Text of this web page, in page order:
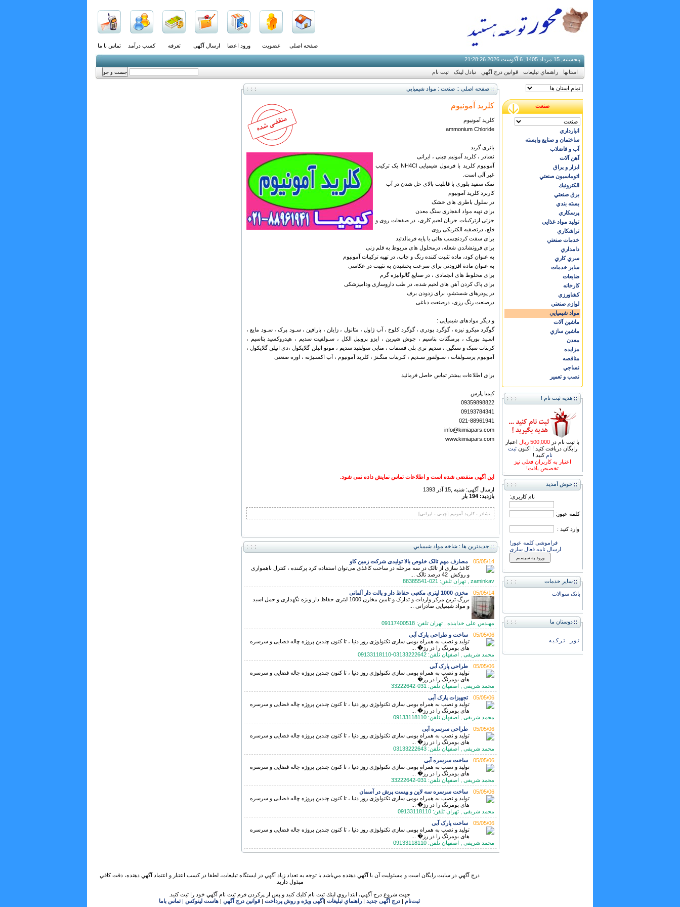
صفحه اصلی عضویت ورود اعضا ارسال آگهی تعرفه کسب درآمد تماس با ما
پنجشنبه, 15 مرداد 1405, 6 آگوست 2026 21:28:27
استانها راهنماي تبليغات قوانين درج آگهي تبادل لینک ثبت نام
صنعت
انبارداري
ساختمان و صنایع وابسته
آب و فاضلاب
آهن آلات
ابزار و يراق
اتوماسيون صنعتي
الكترونيك
برق صنعتي
بسته بندي
پرسكاري
توليد مواد غذايي
تراشكاري
خدمات صنعتي
دامداري
سري كاري
ساير خدمات
ضايعات
كارخانه
كشاورزي
لوازم صنعتي
مواد شيميايي
ماشين آلات
ماشين سازي
معدن
مزايده
مناقصه
نساجي
نصب و تعمير
هدیه ثبت نام !
با ثبت نام در 500,000 ریال
اعتبار
رایگان دریافت کنید ! اکنونثبت
نام کنید.!
اعتبار به کاربران فعلی نیز
تخصیص یافت!
خوش آمدید
نام کاربری:
کلمه عبور:
وارد کنید :
فراموشی کلمه عبور!
ارسال نامه فعال سازی
سایر خدمات
بانک سوالات
دوستان ما
تور ترکیه
صفحه اصلی :: صنعت : مواد شيميايي
کلرید آمونیوم
کلرید آمونیوم
ammonium Chloride
باتری گرید
نشادر ، کلرید آمونیم چینی ، ایرانی
آمونیوم کلرید با فرمول شیمیایی NH4Cl یک ترکیب
غیر آلی است.
نمک سفید بلوری با قابلیت بالای حل شدن در آب
كاربرد کلرید آمونیوم
در سلول باطرى هاى خشک
براى تهيه مواد انفجارى سنگ معدن
جزئى ازترکيبات جريان لحيم کارى، در صفحات روى و
قلع، درتصفيه الکتريکى روى
براى سفت کردنچسب هائى با پايه فرمالدئيد
براى فرونشاندن شعله، درمحلول هاى مربوط به قلم زنى
به عنوان کود، ماده تثبيت کننده رنگ و چاپ، در تهيه ترکيبات آمونيوم
به عنوان مادة افزودنى براى سرعت بخشيدن به تثبيت در عکاسى
براى مخلوط هاى انجمادى ، در صنایع گالوانیزه گرم
براى پاک کردن آهن هاى لحيم شده، در طب داروسازى ودامپزشکى
در پودرهاى شستشو، براى زدودن برف
درصنعت رنگ رزى، درصنعت دباغى
و دیگر موادهای شیمیایی :
گوگرد میکرو نیزه ، گوگرد پودری ، گوگرد کلوخ ، آب ژاول ، متانول ، زایلن ، پارافین ، سـود پرک ، سـود مایع ،
اسـید بوریک ، پرمنگنات پتاسیم ، جوش شیرین ، ایزو پروپیل الکل ، سـولفیت سدیم ، هیدروکسید پتاسیم ،
کربنات سبک و سنگین ، سدیم تری پلی فسفات ، متابی سولفید سدیم ، مونو اتیلن گلایکول ،دی اتیلن گلایکول ،
آمونیوم پرسـولفات ، سـولفور سـدیم ، کـربنات منگـنز ، کلرید آمونیوم ، آب اکسـیژنه ، اوره صنعتی
برای اطلاعات بیشتر تماس حاصل فرمائید
کیمیا پارس
09359898822
09193784341
021-88961941
info@kimiapars.com
www.kimiapars.com
این آگهی منقضی شده است و اطلاعات تماس نمایش داده نمی شود.
ارسال آگهی: شنبه ,15 آذر 1393
بازدید: 194 بار
نشادر ، کلرید آمونیم [چینی ، ایرانی]
جدیدترین ها : شاخه مواد شيميايي
05/05/14
مصارف مهم تالک خلوص بالا تولیدی شرکت زمین کاو
کاغذ سازی از تالک در سه مرحله در ساخت کاغذی می‌توان استفاده کرد پرکننده ، کنترل ناهمواری
و روکش. 42 درصد تالک ...
zaminkav , تهران تلفن: 021-88385541
05/05/14
مخزن 1000 لیتری مکعبی حفاظ دار و پالت دار آلمانی
بزرگ ترین مرکز واردات و تدارک و تامین مخازن 1000 لیتری حفاظ دار ویژه نگهداری و حمل اسید
و مواد شیمیایی صادراتی ...
مهندس علی خدابنده , تهران تلفن: 09117400518
05/05/06
ساخت و طراحی پارک آبی
تولید و نصب به همراه بومی سازی تکنولوژی روز دنیا ، تا کنون چندین پروژه چاله فضایی و سرسره
های بومرنگ را در رز� ...
محمد شریفی , اصفهان تلفن: 03133222642-09133118110
05/05/06
طراحی پارک آبی
تولید و نصب به همراه بومی سازی تکنولوژی روز دنیا ، تا کنون چندین پروژه چاله فضایی و سرسره
های بومرنگ را در رز� ...
محمد شریفی , اصفهان تلفن: 031-33222642
05/05/06
تجهیزات پارک آبی
تولید و نصب به همراه بومی سازی تکنولوژی روز دنیا ، تا کنون چندین پروژه چاله فضایی و سرسره
های بومرنگ را در رز� ...
محمد شریفی , اصفهان تلفن: 09133118110
05/05/06
طراحی سرسره آبی
تولید و نصب به همراه بومی سازی تکنولوژی روز دنیا ، تا کنون چندین پروژه چاله فضایی و سرسره
های بومرنگ را در رز� ...
محمد شریفی , اصفهان تلفن: 03133222643
05/05/06
ساخت سرسره آبی
تولید و نصب به همراه بومی سازی تکنولوژی روز دنیا ، تا کنون چندین پروژه چاله فضایی و سرسره
های بومرنگ را در رز� ...
محمد شریفی , اصفهان تلفن: 031-33222642
05/05/06
ساخت سرسره سه لاین و پیست پرش در آسمان
تولید و نصب به همراه بومی سازی تکنولوژی روز دنیا ، تا کنون چندین پروژه چاله فضایی و سرسره
های بومرنگ را در رز� ...
محمد شریفی , تهران تلفن: 09133118110
05/05/06
ساخت پارک آبی
تولید و نصب به همراه بومی سازی تکنولوژی روز دنیا ، تا کنون چندین پروژه چاله فضایی و سرسره
های بومرنگ را در رز� ...
محمد شریفی , اصفهان تلفن: 09133118110
درج آگهي در سايت رايگان است و مسئوليت آن با آگهي دهنده مي‌باشد.با توجه به تعداد زياد آگهي در ايستگاه تبلیغات، لطفا در كسب اعتبار و اعتماد آگهي دهنده، دقت كافي
مبذول داريد.
جهت شروع درج آگهي، ابتدا روي لينك ثبت نام كليك كنيد و پس از پركردن فرم ثبت نام آگهي خود را ثبت كنيد.
ثبت‌نام | درج اگهی جدید | راهنماي تبليغات |آگهی ویژه و روش پرداخت | قوانين درج آگهي | هاست لینوکس |تماس باما